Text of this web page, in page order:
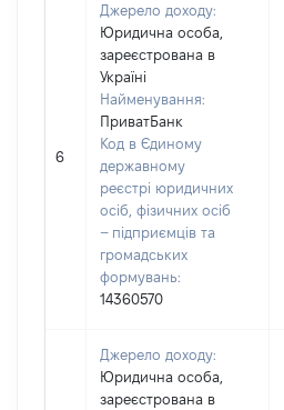
6
Джерело доходу:
Юридична особа,
зареєстрована в
Україні
Найменування:
ПриватБанк
Код в Єдиному
державному
реєстрі юридичних
осіб, фізичних осіб
– підприємців та
громадських
формувань:
14360570
Джерело доходу:
Юридична особа,
зареєстрована в